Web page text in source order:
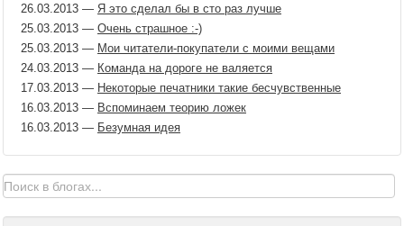
26.03.2013 — Я это сделал бы в сто раз лучше
25.03.2013 — Очень страшное :-)
25.03.2013 — Мои читатели-покупатели с моими вещами
24.03.2013 — Команда на дороге не валяется
17.03.2013 — Некоторые печатники такие бесчувственные
16.03.2013 — Вспоминаем теорию ложек
16.03.2013 — Безумная идея